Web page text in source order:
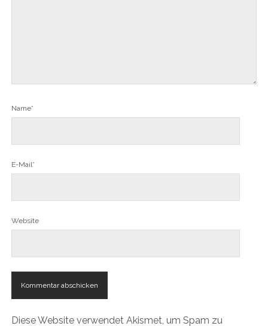
Name*
E-Mail*
Website
Diese Website verwendet Akismet, um Spam zu